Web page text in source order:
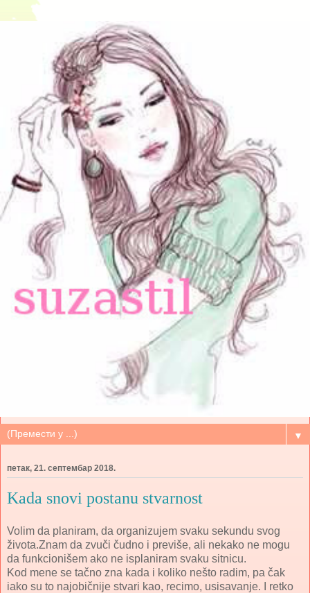
▼
петак, 21. септембар 2018.
Kada snovi postanu stvarnost
Volim da planiram, da organizujem svaku sekundu svog
života.Znam da zvuči čudno i previše, ali nekako ne mogu
da funkcionišem ako ne isplaniram svaku sitnicu.
Kod mene se tačno zna kada i koliko nešto radim, pa čak
iako su to najobičnije stvari kao, recimo, usisavanje. I retko